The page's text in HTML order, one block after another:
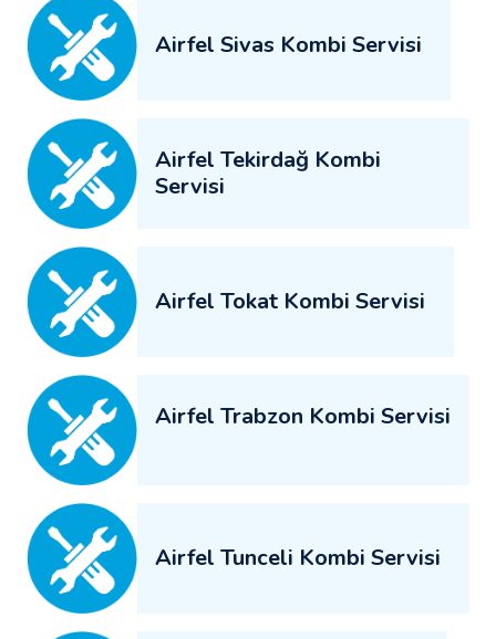
Airfel Sivas Kombi Servisi
Airfel Tekirdağ Kombi
Servisi
Airfel Tokat Kombi Servisi
Airfel Trabzon Kombi Servisi
Airfel Tunceli Kombi Servisi